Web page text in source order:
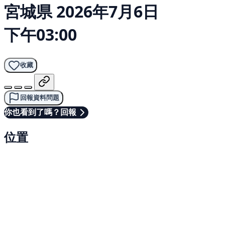
宮城県 2026年7月6日
下午03:00
收藏
回報資料問題
你也看到了嗎？回報
位置